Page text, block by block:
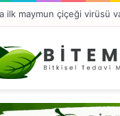
ilk maymun çiçeği virüsü